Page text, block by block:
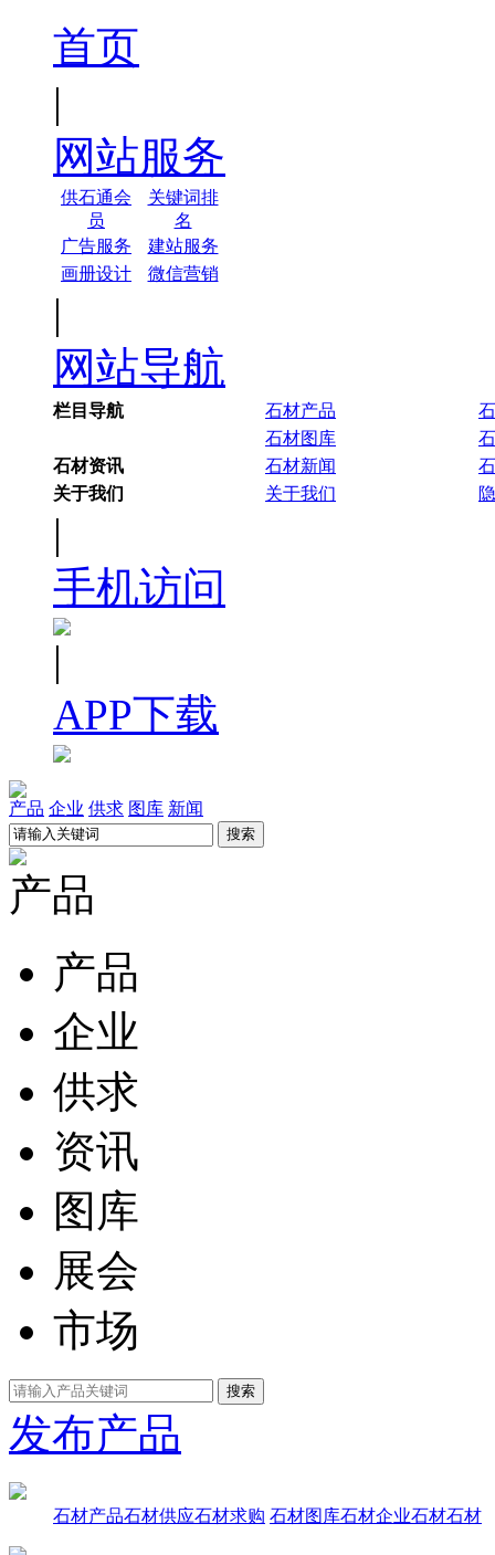
首页
|
网站服务
供石通会
员
关键词排
名
广告服务
建站服务
画册设计
微信营销
|
网站导航
栏目导航 石材产品
石材图库
石材资讯
石材新闻
关于我们
关于我们
|
手机访问
|
APP下载
产品 企业 供求 图库 新闻
产品
产品
企业
供求
资讯
图库
展会
市场
发布产品
石材产品石材供应石材求购 石材图库石材企业石材石材